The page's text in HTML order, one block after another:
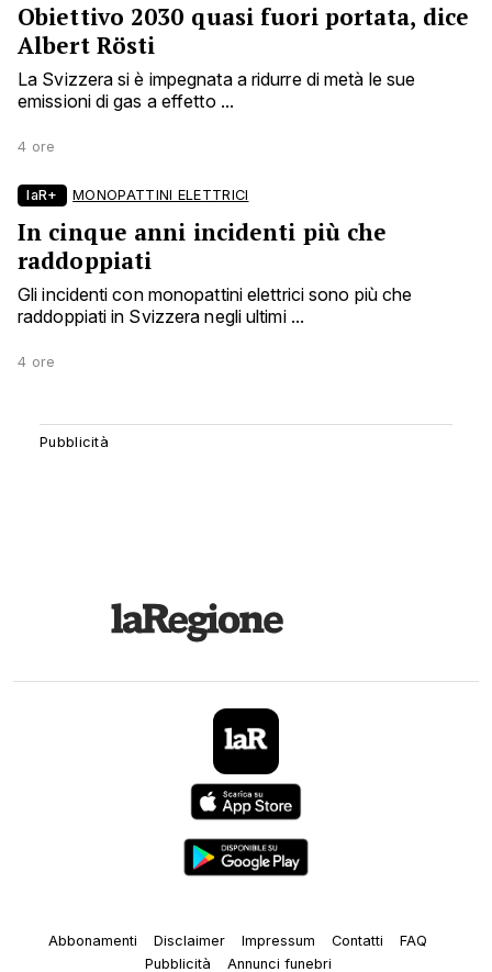
Obiettivo 2030 quasi fuori portata, dice
Albert Rösti
La Svizzera si è impegnata a ridurre di metà le sue
emissioni di gas a effetto ...
4 ore
laR+ MONOPATTINI ELETTRICI
In cinque anni incidenti più che
raddoppiati
Gli incidenti con monopattini elettrici sono più che
raddoppiati in Svizzera negli ultimi ...
4 ore
Abbonamenti Disclaimer Impressum Contatti
FAQ
Pubblicità
Annunci funebri